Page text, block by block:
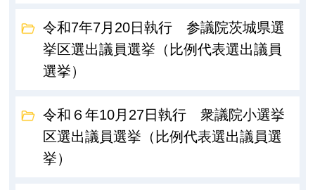
令和7年7月20日執行 参議院茨城県選
挙区選出議員選挙（比例代表選出議員
選挙）
令和６年10月27日執行 衆議院小選挙
区選出議員選挙（比例代表選出議員選
挙）